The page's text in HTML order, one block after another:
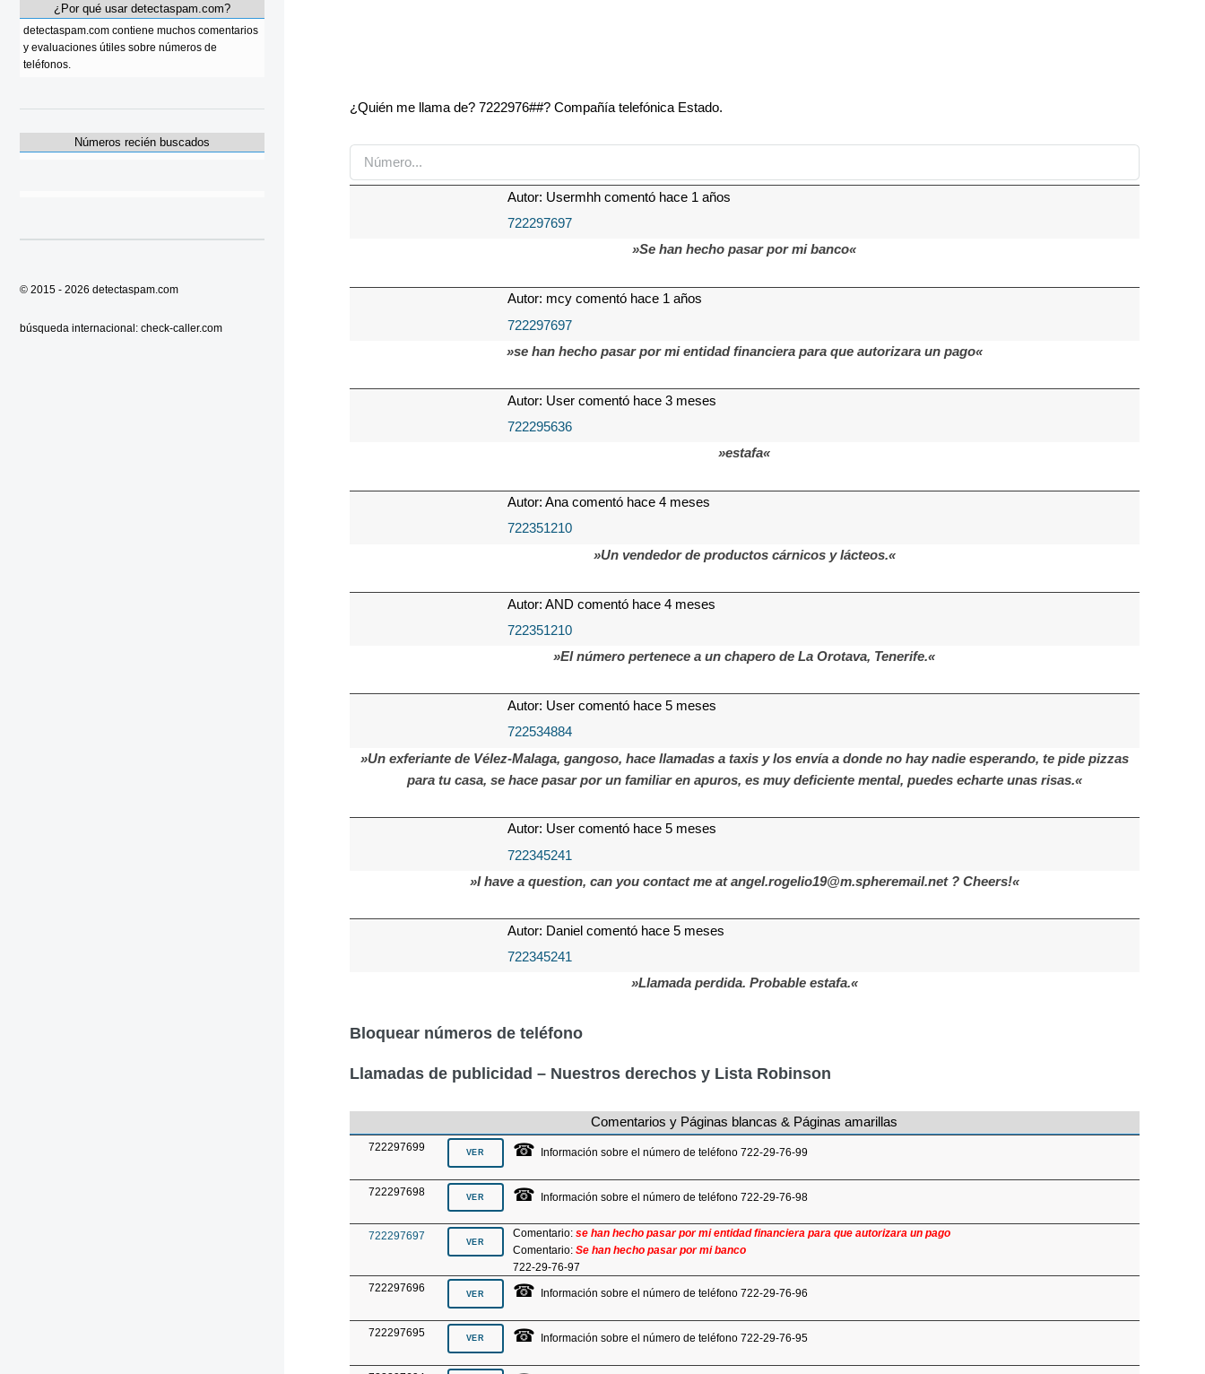
¿Quién me llama de? 7222976##? Compañía telefónica Estado.
Autor: Usermhh comentó hace 1 años
722297697
»Se han hecho pasar por mi banco«
Autor: mcy comentó hace 1 años
722297697
»se han hecho pasar por mi entidad financiera para que autorizara un pago«
Autor: User comentó hace 3 meses
722295636
»estafa«
Autor: Ana comentó hace 4 meses
722351210
»Un vendedor de productos cárnicos y lácteos.«
Autor: AND comentó hace 4 meses
722351210
»El número pertenece a un chapero de La Orotava, Tenerife.«
Autor: User comentó hace 5 meses
722534884
»Un exferiante de Vélez-Malaga, gangoso, hace llamadas a taxis y los envía a donde no hay nadie esperando, te pide pizzas
para tu casa, se hace pasar por un familiar en apuros, es muy deficiente mental, puedes echarte unas risas.«
Autor: User comentó hace 5 meses
722345241
»I have a question, can you contact me at angel.rogelio19@m.spheremail.net ? Cheers!«
Autor: Daniel comentó hace 5 meses
722345241
»Llamada perdida. Probable estafa.«
Bloquear números de teléfono
Llamadas de publicidad – Nuestros derechos y Lista Robinson
Comentarios y Páginas blancas & Páginas amarillas
722297699 ☎ Información sobre el número de teléfono 722-29-76-99
722297698 ☎ Información sobre el número de teléfono 722-29-76-98
722297697 Comentario: se han hecho pasar por mi entidad financiera para que autorizara un pago
Comentario: Se han hecho pasar por mi banco
722-29-76-97
722297696
☎ Información sobre el número de teléfono 722-29-76-96
722297695 ☎ Información sobre el número de teléfono 722-29-76-95
¿Por qué usar detectaspam.com?
detectaspam.com contiene muchos comentarios
y evaluaciones útiles sobre números de
teléfonos.
Números recién buscados
© 2015 - 2026 detectaspam.com
búsqueda internacional: check-caller.com